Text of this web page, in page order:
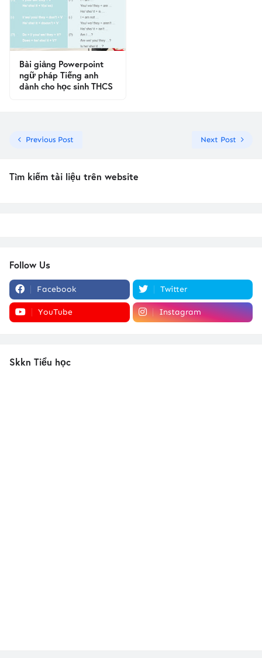
Bài giảng Powerpoint
ngữ pháp Tiếng anh
dành cho học sinh THCS
Previous Post Next Post
Tìm kiếm tài liệu trên website
Follow Us
Facebook Twitter
YouTube Instagram
Skkn Tiểu học